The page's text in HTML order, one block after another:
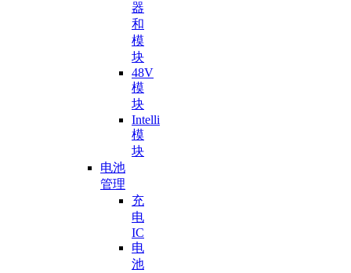
器
和
模
块
48V
模
块
Intelli
模
块
电池
管理
充
电
IC
电
池